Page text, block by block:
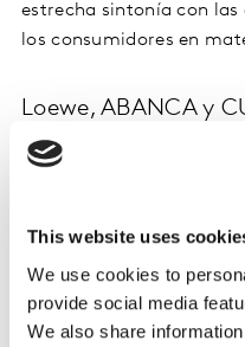
This website uses
We use cookies to
provide social media
We also share
estrecha sintonía con
los consumidores en
Loewe, ABANCA y
ranking
valor de marca de 1.077
Reconocida por su
contemporánea y sus
cultural, la marca de